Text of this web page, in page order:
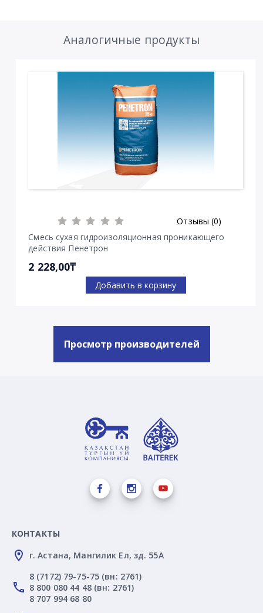
Аналогичные продукты
Отзывы (0)
Смесь сухая гидроизоляционная проникающего
действия Пенетрон
2 228,00₸
Добавить в корзину
Просмотр производителей
КОНТАКТЫ
г. Астана, Мангилик Ел, зд. 55А
8 (7172) 79-75-75 (вн: 2761)
8 800 080 44 48 (вн: 2761)
8 707 994 68 80